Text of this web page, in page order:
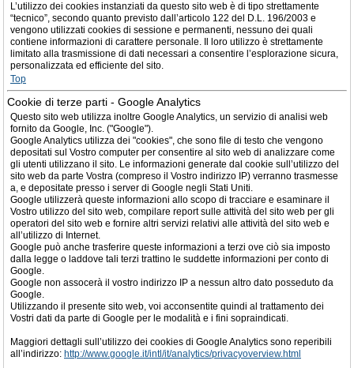
L’utilizzo dei cookies instanziati da questo sito web è di tipo strettamente
“tecnico”, secondo quanto previsto dall’articolo 122 del D.L. 196/2003 e
vengono utilizzati cookies di sessione e permanenti, nessuno dei quali
contiene informazioni di carattere personale. Il loro utilizzo è strettamente
limitato alla trasmissione di dati necessari a consentire l’esplorazione sicura,
personalizzata ed efficiente del sito.
Top
Cookie di terze parti - Google Analytics
Questo sito web utilizza inoltre Google Analytics, un servizio di analisi web
fornito da Google, Inc. ("Google").
Google Analytics utilizza dei "cookies", che sono file di testo che vengono
depositati sul Vostro computer per consentire al sito web di analizzare come
gli utenti utilizzano il sito. Le informazioni generate dal cookie sull’utilizzo del
sito web da parte Vostra (compreso il Vostro indirizzo IP) verranno trasmesse
a, e depositate presso i server di Google negli Stati Uniti.
Google utilizzerà queste informazioni allo scopo di tracciare e esaminare il
Vostro utilizzo del sito web, compilare report sulle attività del sito web per gli
operatori del sito web e fornire altri servizi relativi alle attività del sito web e
all’utilizzo di Internet.
Google può anche trasferire queste informazioni a terzi ove ciò sia imposto
dalla legge o laddove tali terzi trattino le suddette informazioni per conto di
Google.
Google non assocerà il vostro indirizzo IP a nessun altro dato posseduto da
Google.
Utilizzando il presente sito web, voi acconsentite quindi al trattamento dei
Vostri dati da parte di Google per le modalità e i fini sopraindicati.
Maggiori dettagli sull’utilizzo dei cookies di Google Analytics sono reperibili
all’indirizzo: http://www.google.it/intl/it/analytics/privacyoverview.html